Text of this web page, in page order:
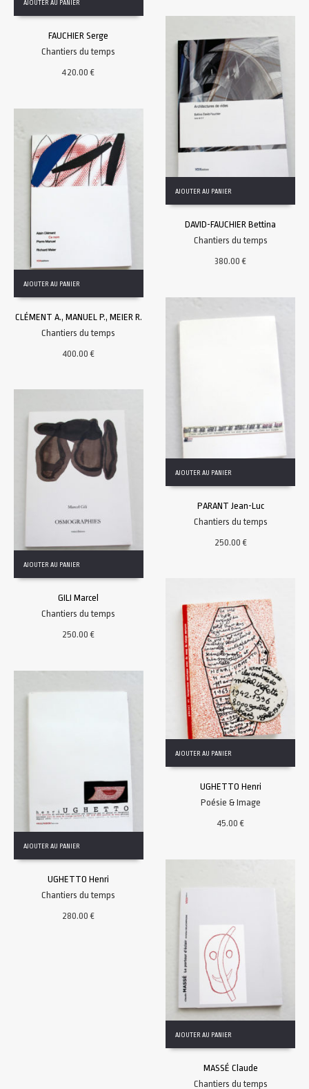
AJOUTER AU PANIER
FAUCHIER Serge
Chantiers du temps
420.00€
AJOUTER AU PANIER
DAVID-FAUCHIER Bettina
Chantiers du temps
380.00€
AJOUTER AU PANIER
CLÉMENT A., MANUEL P., MEIER R.
Chantiers du temps
400.00€
AJOUTER AU PANIER
PARANT Jean-Luc
Chantiers du temps
250.00€
AJOUTER AU PANIER
GILI Marcel
Chantiers du temps
250.00€
AJOUTER AU PANIER
UGHETTO Henri
Poésie & Image
45.00€
AJOUTER AU PANIER
UGHETTO Henri
Chantiers du temps
280.00€
AJOUTER AU PANIER
MASSÉ Claude
Chantiers du temps